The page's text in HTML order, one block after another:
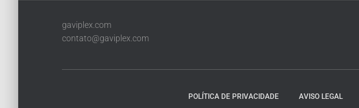
gaviplex.com
contato@gaviplex.com
POLÍTICA DE PRIVACIDADE AVISO LEGAL